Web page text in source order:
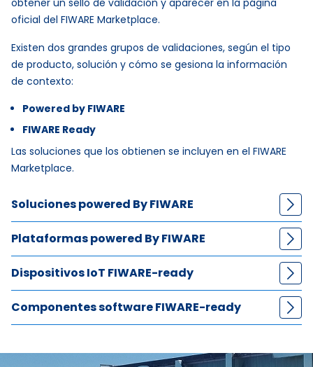
obtener un sello de validación y aparecer en la página
oficial del FIWARE Marketplace.
Existen dos grandes grupos de validaciones, según el tipo
de producto, solución y cómo se gesiona la información
de contexto:
Powered by FIWARE
FIWARE Ready
Las soluciones que los obtienen se incluyen en el FIWARE
Marketplace.
Soluciones powered By FIWARE
Solutions
end-to-end
Plataformas powered By FIWARE
Platforms
Dispositivos IoT FIWARE-ready
Componentes software FIWARE-ready